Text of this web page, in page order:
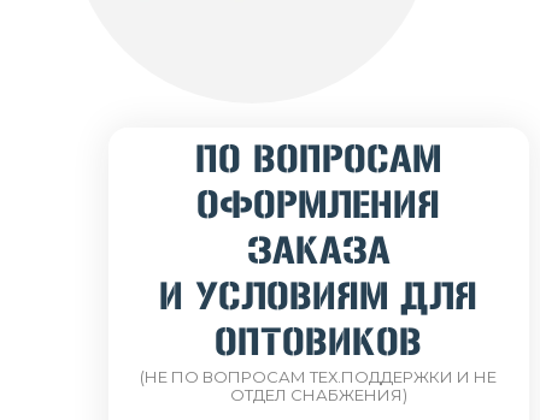
ПО ВОПРОСАМ
ОФОРМЛЕНИЯ
ЗАКАЗА
И УСЛОВИЯМ ДЛЯ
ОПТОВИКОВ
(НЕ ПО ВОПРОСАМ ТЕХ.ПОДДЕРЖКИ И НЕ
ОТДЕЛ СНАБЖЕНИЯ)